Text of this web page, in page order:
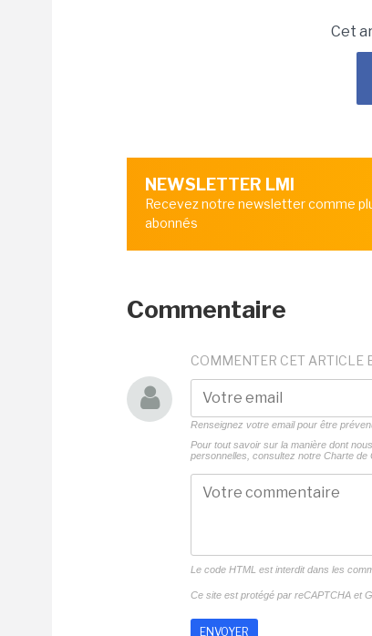
Cet
NEWSLETTER LMI
Recevez notre newsletter comme
abonnés
Commentaire
COMMENTER CET ARTICLE
Renseignez votre email pour être
Pour tout savoir sur la manière dont
personnelles, consultez notre Charte de
Le code HTML est interdit dans les
Ce site est protégé par reCAPTCHA et